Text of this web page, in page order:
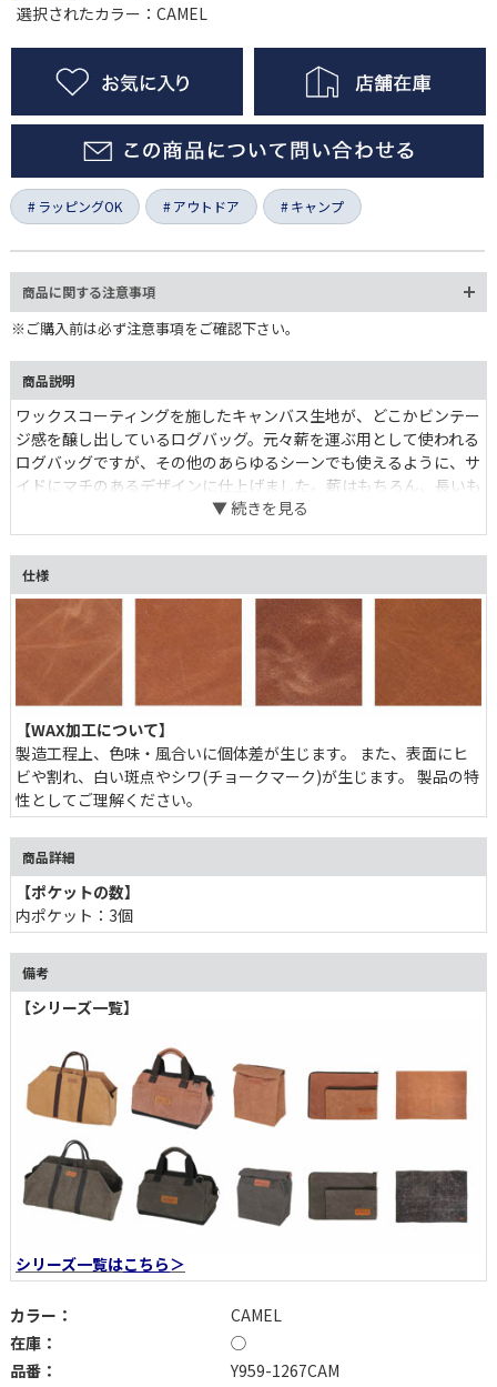
選択されたカラー：CAMEL
ラッピングOK アウトドア キャンプ
商品に関する注意事項
※ご購入前は必ず注意事項をご確認下さい。
商品説明
ワックスコーティングを施したキャンバス生地が、どこかビンテー
ジ感を醸し出しているログバッグ。元々薪を運ぶ用として使われる
ログバッグですが、その他のあらゆるシーンでも使えるように、サ
イドにマチのあるデザインに仕上げました。薪はもちろん、長いも
のが何かと多いキャンプグッズなども、まとめて入れて使うことが
出来ます。内側には細かいものを入れられるポケットが3つ付いて
います。
仕様
【WAX加工について】
製造工程上、色味・風合いに個体差が生じます。 また、表面にヒ
ビや割れ、白い斑点やシワ(チョークマーク)が生じます。 製品の特
性としてご理解ください。
商品詳細
【ポケットの数】
内ポケット：3個
備考
【シリーズ一覧】
シリーズ一覧はこちら＞
カラー：
CAMEL
在庫：
◯
品番：
Y959-1267CAM